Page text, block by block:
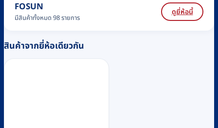
FOSUN
มีสินค้าทั้งหมด 98 รายการ
ดูยี่ห้อนี้
สินค้าจากยี่ห้อเดียวกัน